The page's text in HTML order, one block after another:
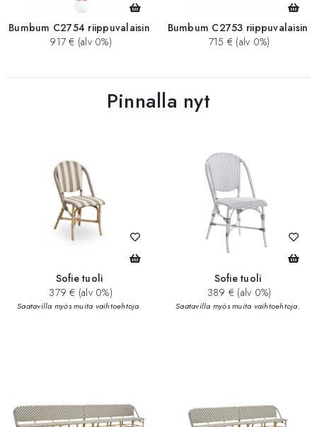
Bumbum C2754 riippuvalaisin
917 € (alv 0%)
Bumbum C2753 riippuvalaisin
715 € (alv 0%)
Pinnalla nyt
Sofie tuoli
379 € (alv 0%)
Saatavilla myös muita vaihtoehtoja.
Sofie tuoli
389 € (alv 0%)
Saatavilla myös muita vaihtoehtoja.